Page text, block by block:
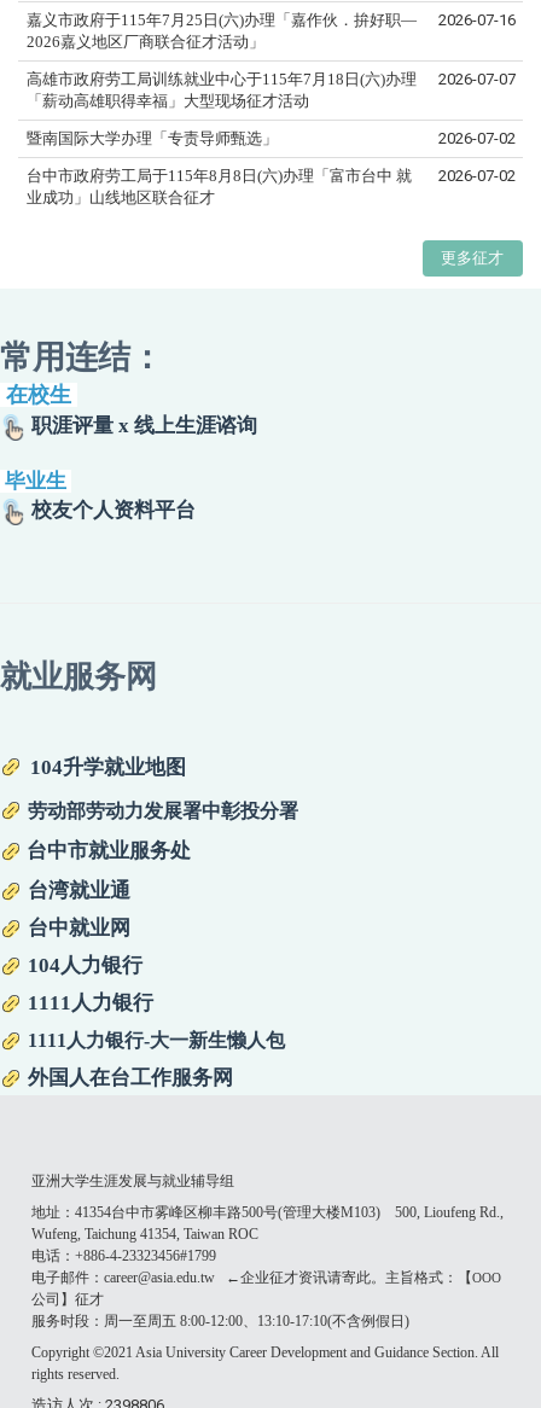
嘉义市政府于115年7月25日(六)办理「嘉作伙．拚好职—
2026嘉义地区厂商联合征才活动」
2026-07-16
高雄市政府劳工局训练就业中心于115年7月18日(六)办理
「薪动高雄职得幸福」大型现场征才活动
2026-07-07
暨南国际大学办理「专责导师甄选」 2026-07-02
台中市政府劳工局于115年8月8日(六)办理「富市台中 就
业成功」山线地区联合征才
2026-07-02
更多征才
常用连结：
在校生
职涯评量 x 线上生涯谘询
毕业生
校友个人资料平台
就业服务网
104升学就业地图
劳动部劳动力发展署中彰投分署
台中市就业服务处
台湾就业通
台中就业网
104人力银行
1111人力银行
1111人力银行-大一新生懒人包
外国人在台工作服务网
亚洲大学生涯发展与就业辅导组
地址：41354台中市雾峰区柳丰路500号(管理大楼M103) 500, Lioufeng Rd.,
Wufeng, Taichung 41354, Taiwan ROC
电话：+886-4-23323456#1799
电子邮件：career@asia.edu.tw ←企业征才资讯请寄此。主旨格式：【OOO
公司】征才
服务时段：周一至周五 8:00-12:00、13:10-17:10(不含例假日)
Copyright ©2021 Asia University Career Development and Guidance Section. All
rights reserved.